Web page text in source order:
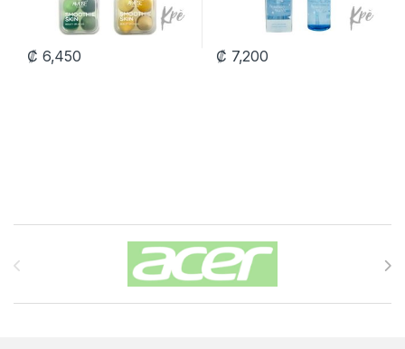
₡ 6,450 ₡ 7,200
Carrusel de Marcas